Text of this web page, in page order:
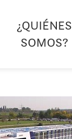
¿QUIÉNES
SOMOS?